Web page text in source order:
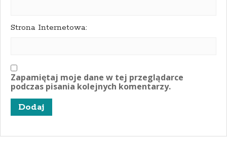
Strona Internetowa:
Zapamiętaj moje dane w tej przeglądarce
podczas pisania kolejnych komentarzy.